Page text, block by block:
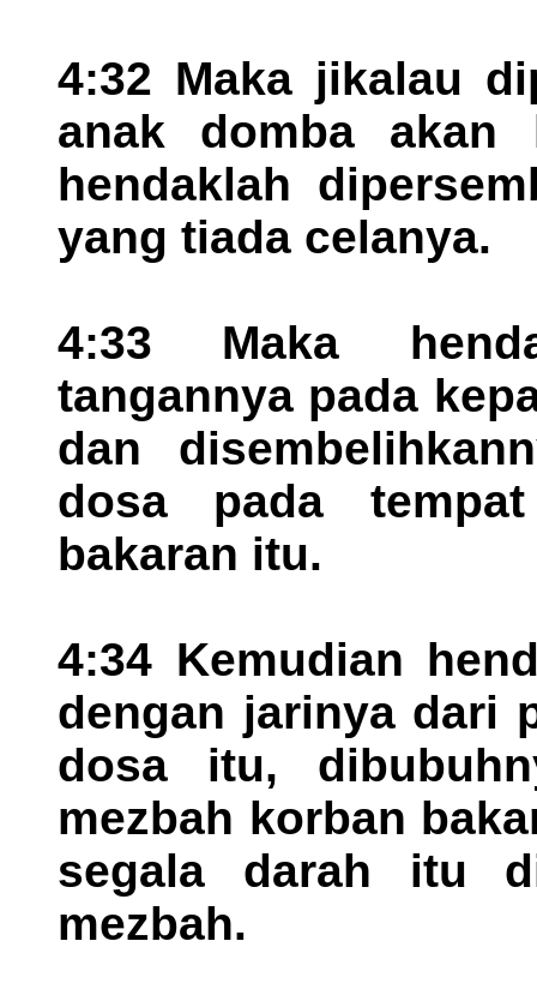
4:32 Maka jikalau
anak domba akan
hendaklah
yang tiada celanya.
4:33 Maka
tangannya pada
dan
dosa pada
bakaran itu.
4:34 Kemudian
dengan jarinya dari
dosa itu,
mezbah korban
segala darah itu
mezbah.